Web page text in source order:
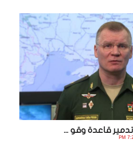
تدمير قاعدة وقو ...